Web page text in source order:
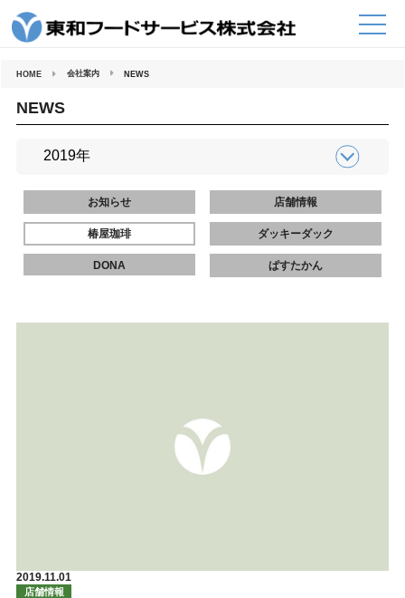
HOME 会社案内 NEWS
NEWS
お知らせ 店舗情報
椿屋珈琲 ダッキーダック
DONA ぱすたかん
2019.11.01
店舗情報